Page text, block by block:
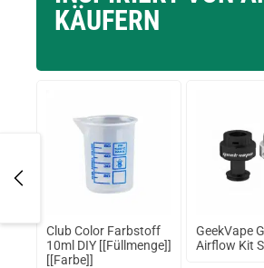
KÄUFERN
Club Color Farbstoff
10ml DIY [[Füllmenge]]
[[Farbe]]
GeekVape
Airflow Kit